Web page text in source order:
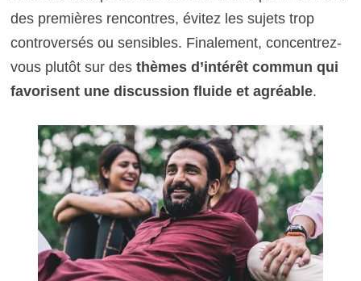
des premières rencontres, évitez les sujets trop
controversés ou sensibles. Finalement, concentrez-
vous plutôt sur des thèmes d’intérêt commun qui
favorisent une discussion fluide et agréable.